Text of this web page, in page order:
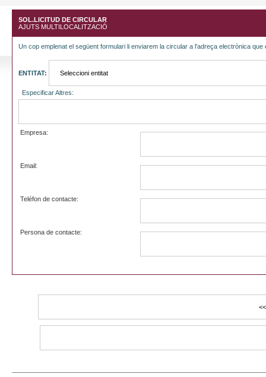
SOL.LICITUD DE CIRCULAR
AJUTS MULTILOCALITZACIÓ
Un cop emplenat el següent formulari li enviarem la circular a l'adreça electrònica que
ENTITAT:
Especificar Altres:
Empresa:
Email:
Teléfon de contacte:
Persona de contacte: